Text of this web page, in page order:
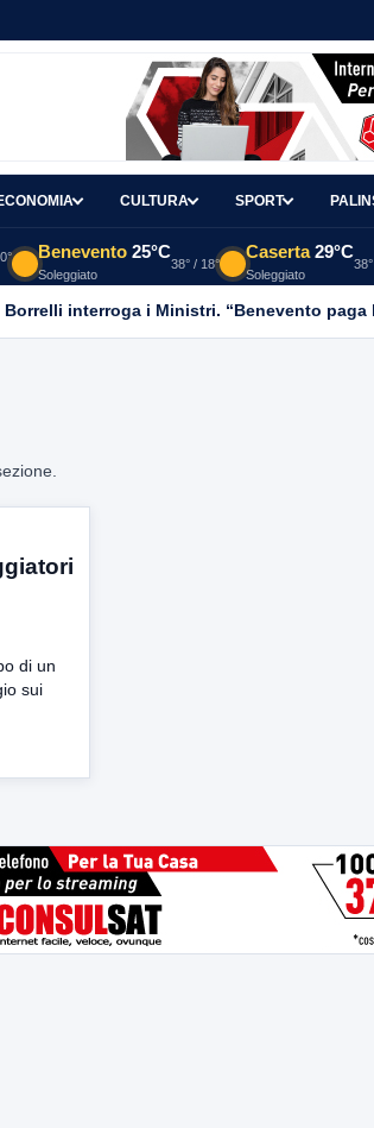
CULTURA SPORT
Benevento 25°C
Soleggiato
38° / 18°
Caserta 29°C
Soleggiato
interroga i Ministri. “Benevento paga
di un
sui